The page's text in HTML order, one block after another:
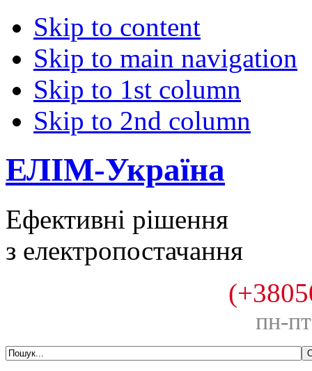
Skip to content
Skip to main navigation
Skip to 1st column
Skip to 2nd column
ЕЛІМ-Україна
Ефективні рішення
з електропостачання
пн-